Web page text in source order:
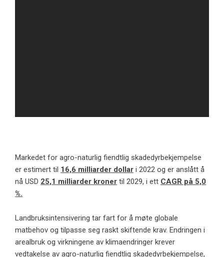
Markedet for agro-naturlig fiendtlig skadedyrbekjempelse
er estimert til 16,6 milliarder dollar i 2022 og er anslått å
nå USD 25,1 milliarder kroner til 2029, i ett CAGR på 5,0
%.
Landbruksintensivering tar fart for å møte globale
matbehov og tilpasse seg raskt skiftende krav. Endringen i
arealbruk og virkningene av klimaendringer krever
vedtakelse av agro-naturlig fiendtlig skadedyrbekjempelse,